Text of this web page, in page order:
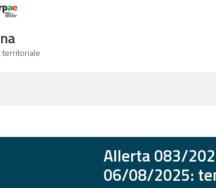
Arpae
territoriale
Allerta 083/
06/08/2025: